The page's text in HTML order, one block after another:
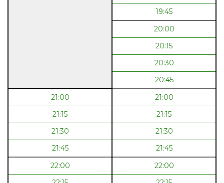
19:45
20:00
20:15
20:30
20:45
21:00
21:00
21:15
21:15
21:30
21:30
21:45
21:45
22:00
22:00